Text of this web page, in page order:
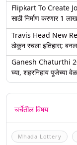
Flipkart To Create
साठी निर्माण करणार 1
Travis Head New
ठोकून रचला इतिहास;
Ganesh Chaturthi
घ्या, शहरनिहाय पूजेच्या
चर्चेतील विषय
Mhada Lottery